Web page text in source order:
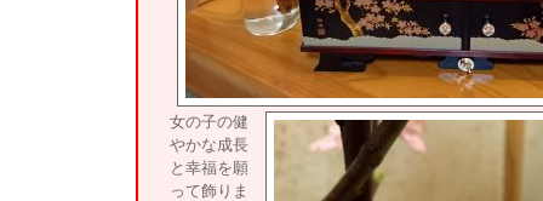
女の子の健
やかな成長
と幸福を願
って飾りま